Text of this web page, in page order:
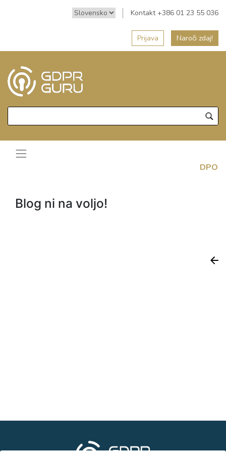
Kontakt +386 01 23 55 036
Prijava Naroči zdaj!
DPO
Blog ni na voljo!